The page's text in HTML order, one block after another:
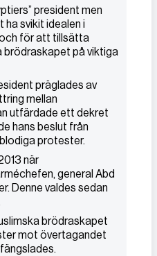
president men
svikit idealen i
för att tillsätta
brödraskapet på viktiga
präglades av
mellan
utfärdade ett dekret
hans beslut från
protester.
när
general Abd
Denne valdes sedan
brödraskapet
mot övertagandet